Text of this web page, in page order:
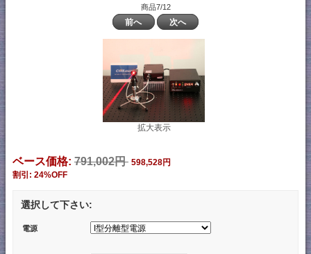
商品7/12
前へ 次へ
拡大表示
ベース価格: 791,002円 598,528円
割引: 24%OFF
選択して下さい:
電源